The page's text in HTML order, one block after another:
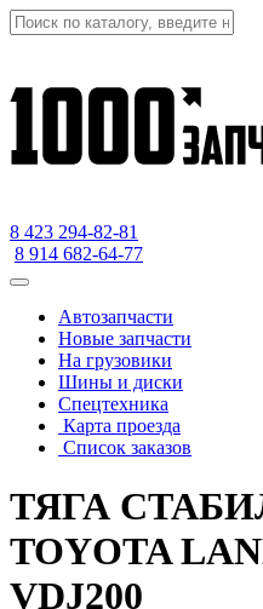
8 423 294-82-81
8 914 682-64-77
Автозапчасти
Новые запчасти
На грузовики
Шины и диски
Спецтехника
Карта проезда
Список заказов
ТЯГА
TOYOTA
VDJ200